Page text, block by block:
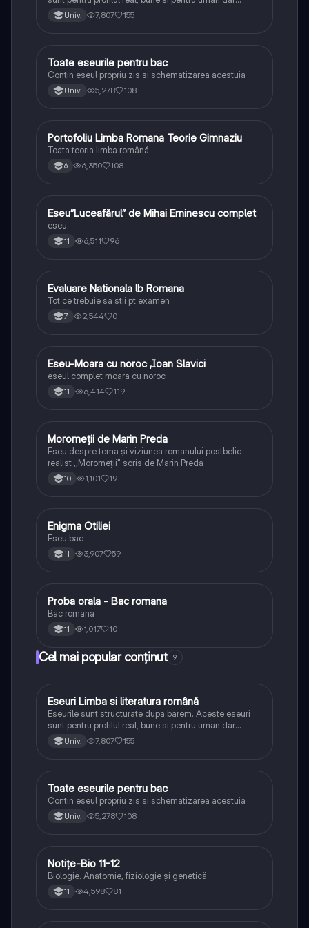
lipsesc relatiile dintre personaje si caracrerizarile.
Univ. 7,807 155
Limba și literatura română
Toate eseurile pentru bac
Contin eseul propriu zis si schematizarea acestuia
Univ. 5,278 108
Limba și literatura română
Portofoliu Limba Romana Teorie Gimnaziu
Toata teoria limba română
6 6,350 108
Limba și literatura română
Eseu”Luceafărul” de Mihai Eminescu complet
eseu
11 6,511 96
Limba și literatura română
Evaluare Nationala lb Romana
Tot ce trebuie sa stii pt examen
7 2,544 0
Limba și literatura română
Eseu-Moara cu noroc ,Ioan Slavici
eseul complet moara cu noroc
11 6,414 119
Limba și literatura română
Moromeții de Marin Preda
Eseu despre tema și viziunea romanului postbelic
realist ,,Moromeții" scris de Marin Preda
10 1,101 19
Limba și literatura română
Enigma Otiliei
Eseu bac
11 3,907 59
Limba și literatura română
Proba orala - Bac romana
Bac romana
11 1,017 10
Cel mai popular conținut 9
Limba și literatura română
Eseuri Limba si literatura română
Eseurile sunt structurate dupa barem. Aceste eseuri
sunt pentru profilul real, bune si pentru uman dar
lipsesc relatiile dintre personaje si caracrerizarile.
Univ. 7,807 155
Limba și literatura română
Toate eseurile pentru bac
Contin eseul propriu zis si schematizarea acestuia
Univ. 5,278 108
Biologie
Notițe-Bio 11-12
Biologie. Anatomie, fiziologie și genetică
11 4,598 81